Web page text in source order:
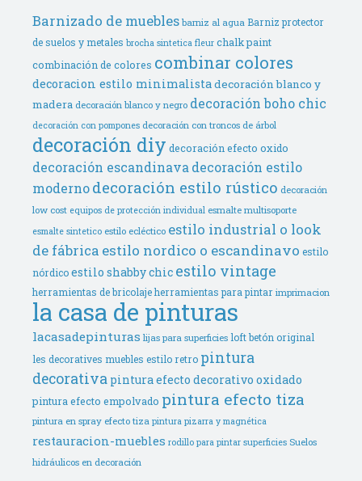
Barnizado de muebles barniz al agua Barniz protector
de suelos y metales brocha sintetica fleur chalk paint
combinación de colores combinar colores
decoracion estilo minimalistadecoración blanco y
madera decoración blanco y negro decoración boho chic
decoración con pompones decoración con troncos de árbol
decoración diy decoración efecto oxido
decoración escandinavadecoración estilo
modernodecoración estilo rústico decoración
low cost equipos de protección individual esmalte multisoporte
esmalte sintetico estilo ecléctico estilo industrial o look
de fábrica estilo nordico o escandinavo estilo
nórdicoestilo shabby chic estilo vintage
herramientas de bricolajeherramientas para pintar imprimacion
la casa de pinturas
lacasadepinturas lijas para superficies loft betón original
les decoratives muebles estilo retro pintura
decorativa pintura efecto decorativo oxidado
pintura efecto empolvado pintura efecto tiza
pintura en spray efecto tiza pintura pizarra y magnética
restauracion-muebles rodillo para pintar superficies Suelos
hidráulicos en decoración